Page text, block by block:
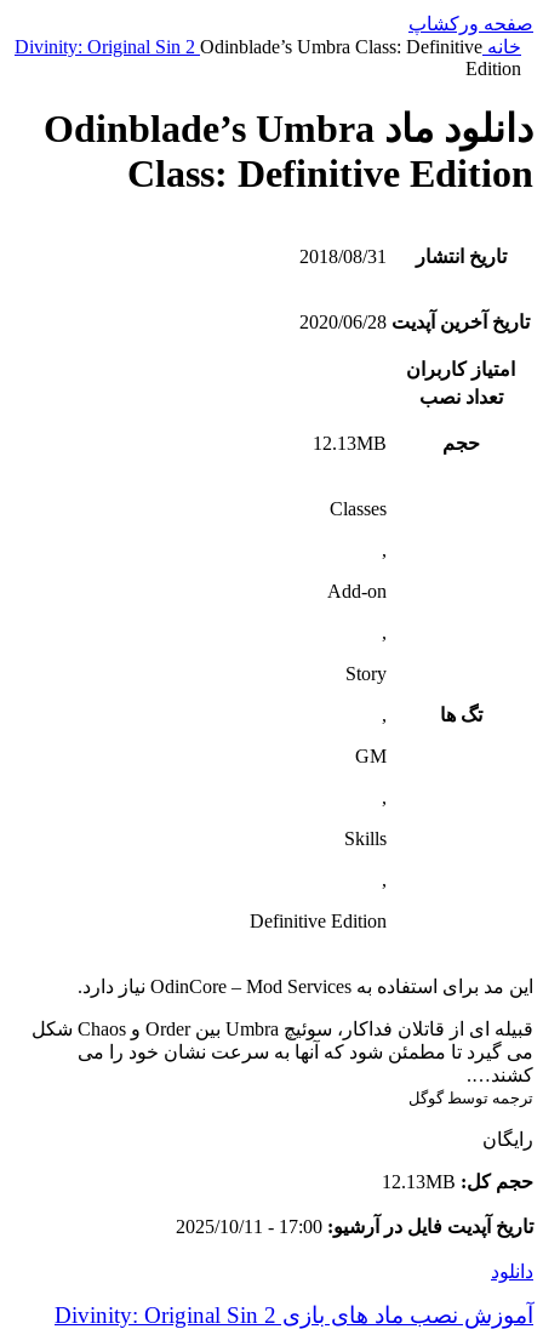
صفحه ورکشاپ
خانه
Divinity: Original Sin 2 Odinblade’s Umbra Class: Definitive
Edition
دانلود ماد Odinblade’s Umbra
Class: Definitive Edition
تاریخ انتشار 2018/08/31
تاریخ آخرین آپدیت 2020/06/28
امتیاز کاربران
تعداد نصب
حجم 12.13MB
تگ ها
Classes
,
Add-on
,
Story
,
GM
,
Skills
,
Definitive Edition
این مد برای استفاده به OdinCore – Mod Services نیاز دارد.
قبیله ای از قاتلان فداکار، سوئیچ Umbra بین Order و Chaos شکل
می گیرد تا مطمئن شود که آنها به سرعت نشان خود را می
کشند….
ترجمه توسط گوگل
رایگان
حجم کل: 12.13MB
تاریخ آپدیت فایل در آرشیو: 17:00 - 2025/10/11
دانلود
آموزش نصب ماد های بازی Divinity: Original Sin 2